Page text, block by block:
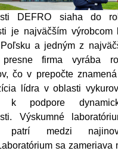
DEFRO siaha do
je najväčším výrobcom
a jedným z
presne firma vyrába
čo v prepočte
lídra v oblasti
k podpore
Výskumné
patrí medzi
sa zameriava